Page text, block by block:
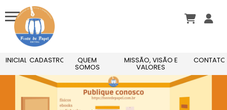
INICIAL CADASTRO QUEM
SOMOS
MISSÃO, VISÃO E
VALORES
CONTATO